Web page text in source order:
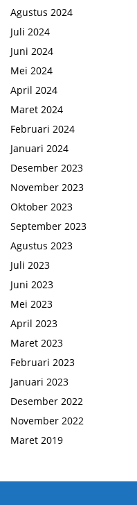
Agustus 2024
Juli 2024
Juni 2024
Mei 2024
April 2024
Maret 2024
Februari 2024
Januari 2024
Desember 2023
November 2023
Oktober 2023
September 2023
Agustus 2023
Juli 2023
Juni 2023
Mei 2023
April 2023
Maret 2023
Februari 2023
Januari 2023
Desember 2022
November 2022
Maret 2019